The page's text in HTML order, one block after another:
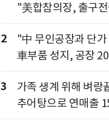
"美합참의장, 출구
2
"中 무인공장과 단
車부품 성지, 공장
3
가족 생계 위해 벼랑
추어탕으로 연매출